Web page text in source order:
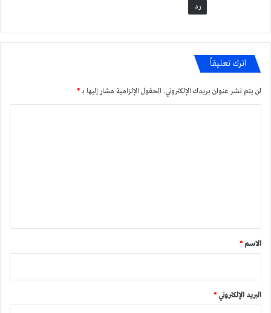
رد
اترك تعليقاً
لن يتم نشر عنوان بريدك الإلكتروني. الحقول الإلزامية مشار إليها بـ*
*
الاسم *
البريد الإلكتروني *